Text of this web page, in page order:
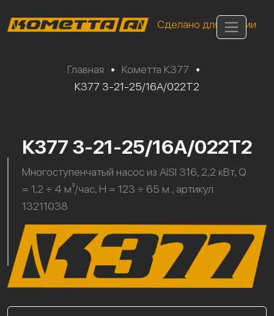
Сделано для России
Главная • Кометта К377
•
К377 3-21-25/16А/022Т2
К377 3-21-25/16А/022Т2
Многоступенчатый насос из AISI 316, 2,2 кВт, Q
= 1,2 ÷ 4 м³/час, H = 123 ÷ 65 м., артикул
13211038